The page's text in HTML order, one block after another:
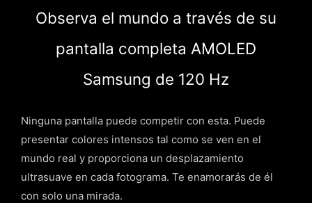
Observa el mundo a través de su
pantalla completa AMOLED
Samsung de 120 Hz
Ninguna pantalla puede competir con esta. Puede
presentar colores intensos tal como se ven en el
mundo real y proporciona un desplazamiento
ultrasuave en cada fotograma. Te enamorarás de él
con solo una mirada.